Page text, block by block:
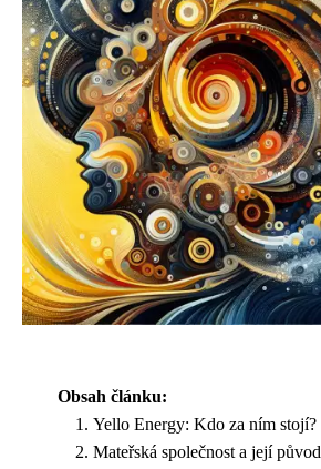
Obsah článku:
Yello Energy: Kdo za ním stojí?
Mateřská společnost a její původ